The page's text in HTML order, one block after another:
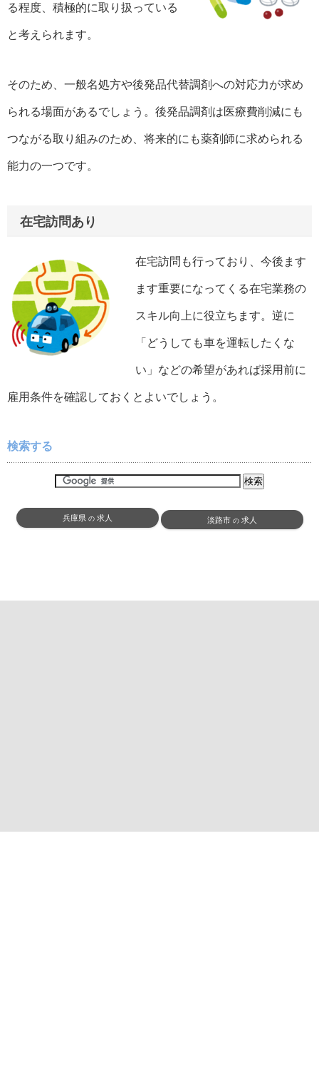
る程度、積極的に取り扱っている
と考えられます。
そのため、一般名処方や後発品代替調剤への対応力が求め
られる場面があるでしょう。後発品調剤は医療費削減にも
つながる取り組みのため、将来的にも薬剤師に求められる
能力の一つです。
在宅訪問あり
在宅訪問も行っており、今後ます
ます重要になってくる在宅業務の
スキル向上に役立ちます。逆に
「どうしても車を運転したくな
い」などの希望があれば採用前に
雇用条件を確認しておくとよいでしょう。
検索する
兵庫県の 求人 淡路市の 求人